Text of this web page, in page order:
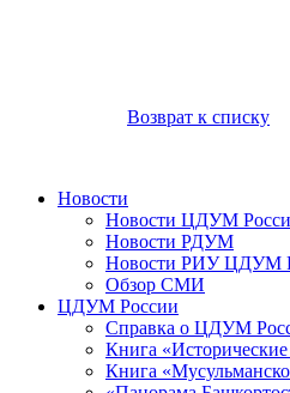
Возврат к списку
Новости
Новости ЦДУМ
Новости РДУМ
Новости РИУ ЦДУМ
Обзор СМИ
ЦДУМ России
Справка о ЦДУМ
Книга
Книга